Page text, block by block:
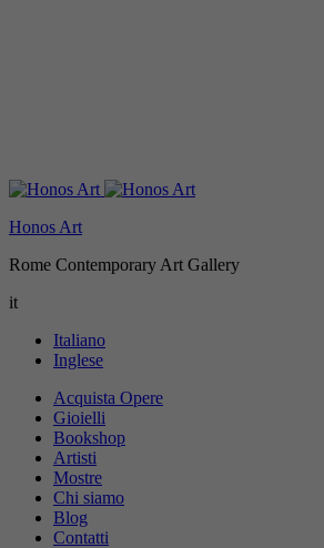
Honos Art
Rome Contemporary Art Gallery
it
Italiano
Inglese
Acquista Opere
Gioielli
Bookshop
Artisti
Mostre
Chi siamo
Blog
Contatti